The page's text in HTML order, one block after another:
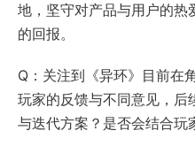
地，坚守对产品与用户的热
的回报。
Q：关注到《异环》目前在
玩家的反馈与不同意见，后
与迭代方案？是否会结合玩